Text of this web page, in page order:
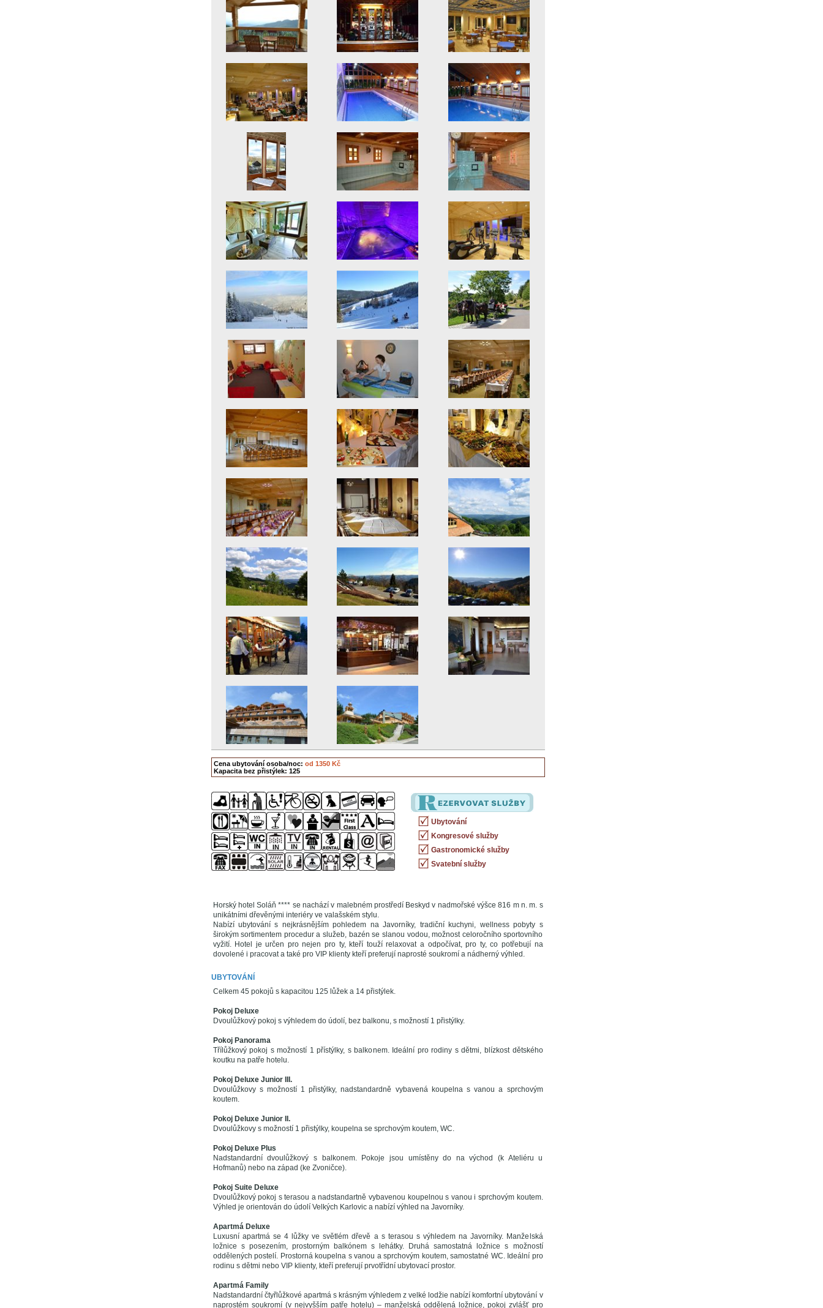
Cena ubytování osoba/noc: od 1350 Kč
Kapacita bez přistýlek: 125
Ubytování
Kongresové služby
Gastronomické služby
Svatební služby
Horský hotel Soláň **** se nachází v malebném prostředí Beskyd v nadmořské výšce 816 m n. m. s
unikátními dřevěnými interiéry ve valašském stylu.
Nabízí ubytování s nejkrásnějším pohledem na Javorníky, tradiční kuchyni, wellness pobyty s
širokým sortimentem procedur a služeb, bazén se slanou vodou, možnost celoročního sportovního
vyžití. Hotel je určen pro nejen pro ty, kteří touží relaxovat a odpočívat, pro ty, co potřebují na
dovolené i pracovat a také pro VIP klienty kteří preferují naprosté soukromí a nádherný výhled.
UBYTOVÁNÍ
Celkem 45 pokojů s kapacitou 125 lůžek a 14 přistýlek.
Pokoj Deluxe
Dvoulůžkový pokoj s výhledem do údolí, bez balkonu, s možností 1 přistýlky.
Pokoj Panorama
Třílůžkový pokoj s možností 1 přístýlky, s balkonem. Ideální pro rodiny s dětmi, blízkost dětského
koutku na patře hotelu.
Pokoj Deluxe Junior III.
Dvoulůžkovy s možností 1 přistýlky, nadstandardně vybavená koupelna s vanou a sprchovým
koutem.
Pokoj Deluxe Junior II.
Dvoulůžkovy s možností 1 přistýlky, koupelna se sprchovým koutem, WC.
Pokoj Deluxe Plus
Nadstandardní dvoulůžkový s balkonem. Pokoje jsou umístěny do na východ (k Ateliéru u
Hofmanů) nebo na západ (ke Zvoničce).
Pokoj Suite Deluxe
Dvoulůžkový pokoj s terasou a nadstandartně vybavenou koupelnou s vanou i sprchovým koutem.
Výhled je orientován do údolí Velkých Karlovic a nabízí výhled na Javorníky.
Apartmá Deluxe
Luxusní apartmá se 4 lůžky ve světlém dřevě a s terasou s výhledem na Javorníky. Manželská
ložnice s posezením, prostorným balkónem s lehátky. Druhá samostatná ložnice s možností
oddělených postelí. Prostorná koupelna s vanou a sprchovým koutem, samostatné WC. Ideální pro
rodinu s dětmi nebo VIP klienty, kteří preferují prvotřídní ubytovací prostor.
Apartmá Family
Nadstandardní čtyřlůžkové apartmá s krásným výhledem z velké lodžie nabízí komfortní ubytování v
naprostém soukromí (v nejvyšším patře hotelu) – manželská oddělená ložnice, pokoj zvlášť pro